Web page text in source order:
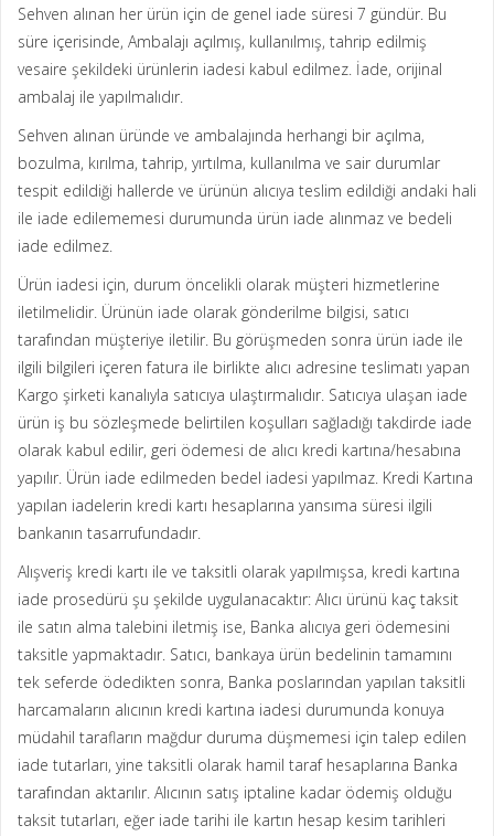
Sehven alınan her ürün için de genel iade süresi 7 gündür. Bu
süre içerisinde, Ambalajı açılmış, kullanılmış, tahrip edilmiş
vesaire şekildeki ürünlerin iadesi kabul edilmez. İade, orijinal
ambalaj ile yapılmalıdır.
Sehven alınan üründe ve ambalajında herhangi bir açılma,
bozulma, kırılma, tahrip, yırtılma, kullanılma ve sair durumlar
tespit edildiği hallerde ve ürünün alıcıya teslim edildiği andaki hali
ile iade edilememesi durumunda ürün iade alınmaz ve bedeli
iade edilmez.
Ürün iadesi için, durum öncelikli olarak müşteri hizmetlerine
iletilmelidir. Ürünün iade olarak gönderilme bilgisi, satıcı
tarafından müşteriye iletilir. Bu görüşmeden sonra ürün iade ile
ilgili bilgileri içeren fatura ile birlikte alıcı adresine teslimatı yapan
Kargo şirketi kanalıyla satıcıya ulaştırmalıdır. Satıcıya ulaşan iade
ürün iş bu sözleşmede belirtilen koşulları sağladığı takdirde iade
olarak kabul edilir, geri ödemesi de alıcı kredi kartına/hesabına
yapılır. Ürün iade edilmeden bedel iadesi yapılmaz. Kredi Kartına
yapılan iadelerin kredi kartı hesaplarına yansıma süresi ilgili
bankanın tasarrufundadır.
Alışveriş kredi kartı ile ve taksitli olarak yapılmışsa, kredi kartına
iade prosedürü şu şekilde uygulanacaktır: Alıcı ürünü kaç taksit
ile satın alma talebini iletmiş ise, Banka alıcıya geri ödemesini
taksitle yapmaktadır. Satıcı, bankaya ürün bedelinin tamamını
tek seferde ödedikten sonra, Banka poslarından yapılan taksitli
harcamaların alıcının kredi kartına iadesi durumunda konuya
müdahil tarafların mağdur duruma düşmemesi için talep edilen
iade tutarları, yine taksitli olarak hamil taraf hesaplarına Banka
tarafından aktarılır. Alıcının satış iptaline kadar ödemiş olduğu
taksit tutarları, eğer iade tarihi ile kartın hesap kesim tarihleri